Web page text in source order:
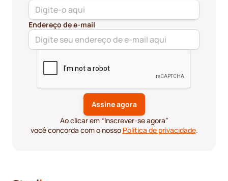
Endereço de e-mail
Ao clicar em “Inscrever-se agora”
você concorda com o nosso Política de privacidade.